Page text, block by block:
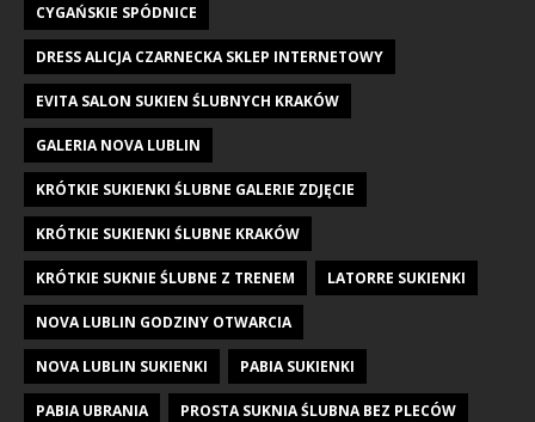
CYGAŃSKIE SPÓDNICE
DRESS ALICJA CZARNECKA SKLEP INTERNETOWY
EVITA SALON SUKIEN ŚLUBNYCH KRAKÓW
GALERIA NOVA LUBLIN
KRÓTKIE SUKIENKI ŚLUBNE GALERIE ZDJĘCIE
KRÓTKIE SUKIENKI ŚLUBNE KRAKÓW
KRÓTKIE SUKNIE ŚLUBNE Z TRENEM LATORRE SUKIENKI
NOVA LUBLIN GODZINY OTWARCIA
NOVA LUBLIN SUKIENKI PABIA SUKIENKI
PABIA UBRANIA PROSTA SUKNIA ŚLUBNA BEZ PLECÓW